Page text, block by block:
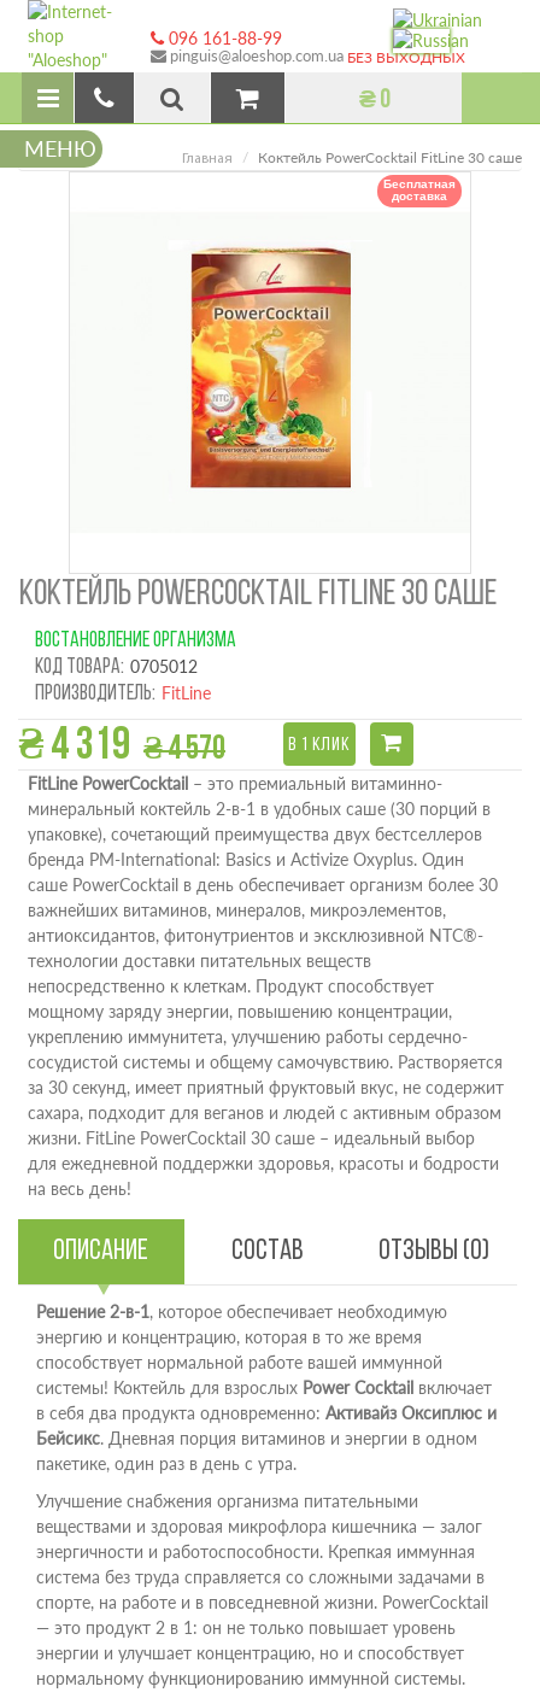
096 161-88-99
pinguis@aloeshop.com.ua БЕЗ ВЫХОДНЫХ
₴ 0
МЕНЮ Главная Коктейль PowerCocktail FitLine 30 саше
Бесплатная
доставка
КОКТЕЙЛЬ POWERCOCKTAIL FITLINE 30 САШЕ
ВОСТАНОВЛЕНИЕ ОРГАНИЗМА
Код товара: 0705012
Производитель: FitLine
₴ 4 319 ₴ 4 570 В 1 КЛИК
FitLine PowerCocktail – это премиальный витаминно-
минеральный коктейль 2-в-1 в удобных саше (30 порций в
упаковке), сочетающий преимущества двух бестселлеров
бренда PM-International: Basics и Activize Oxyplus. Один
саше PowerCocktail в день обеспечивает организм более 30
важнейших витаминов, минералов, микроэлементов,
антиоксидантов, фитонутриентов и эксклюзивной NTC®-
технологии доставки питательных веществ
непосредственно к клеткам. Продукт способствует
мощному заряду энергии, повышению концентрации,
укреплению иммунитета, улучшению работы сердечно-
сосудистой системы и общему самочувствию. Растворяется
за 30 секунд, имеет приятный фруктовый вкус, не содержит
сахара, подходит для веганов и людей с активным образом
жизни. FitLine PowerCocktail 30 саше – идеальный выбор
для ежедневной поддержки здоровья, красоты и бодрости
на весь день!
Описание Состав Отзывы (0)
Решение 2-в-1, которое обеспечивает необходимую
энергию и концентрацию, которая в то же время
способствует нормальной работе вашей иммунной
системы! Коктейль для взрослых Power Cocktail включает
в себя два продукта одновременно: Активайз Оксиплюс и
Бейсикс. Дневная порция витаминов и энергии в одном
пакетике, один раз в день с утра.
Улучшение снабжения организма питательными
веществами и здоровая микрофлора кишечника — залог
энергичности и работоспособности. Крепкая иммунная
система без труда справляется со сложными задачами в
спорте, на работе и в повседневной жизни. PowerCocktail
— это продукт 2 в 1: он не только повышает уровень
энергии и улучшает концентрацию, но и способствует
нормальному функционированию иммунной системы.